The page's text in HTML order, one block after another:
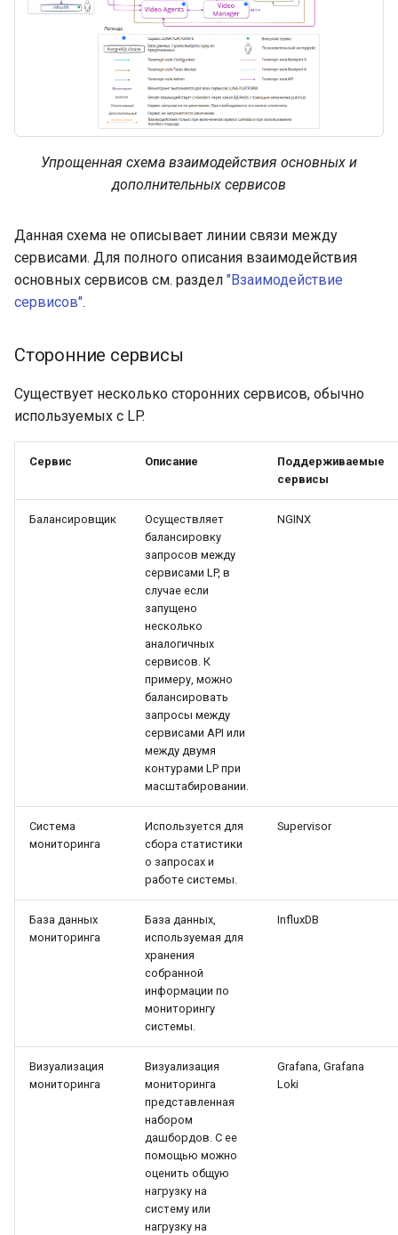
Упрощенная схема взаимодействия основных и
дополнительных сервисов
Данная схема не описывает линии связи между
сервисами. Для полного описания взаимодействия
основных сервисов см. раздел "Взаимодействие
сервисов".
Сторонние сервисы
Существует несколько сторонних сервисов, обычно
используемых с LP.
Сервис Описание
Поддерживаемые
сервисы
Балансировщик
Осуществляет
балансировку
запросов между
сервисами LP, в
случае если
запущено
несколько
аналогичных
сервисов. К
примеру, можно
балансировать
запросы между
сервисами API или
между двумя
контурами LP при
масштабировании.
NGINX
Система
мониторинга
Используется для
сбора статистики
о запросах и
работе системы.
Supervisor
База данных
мониторинга
База данных,
используемая для
хранения
собранной
информации по
мониторингу
системы.
InfluxDB
Визуализация
мониторинга
Визуализация
мониторинга
представленная
набором
дашбордов. С ее
помощью можно
оценить общую
нагрузку на
систему или
нагрузку на
Grafana, Grafana
Loki